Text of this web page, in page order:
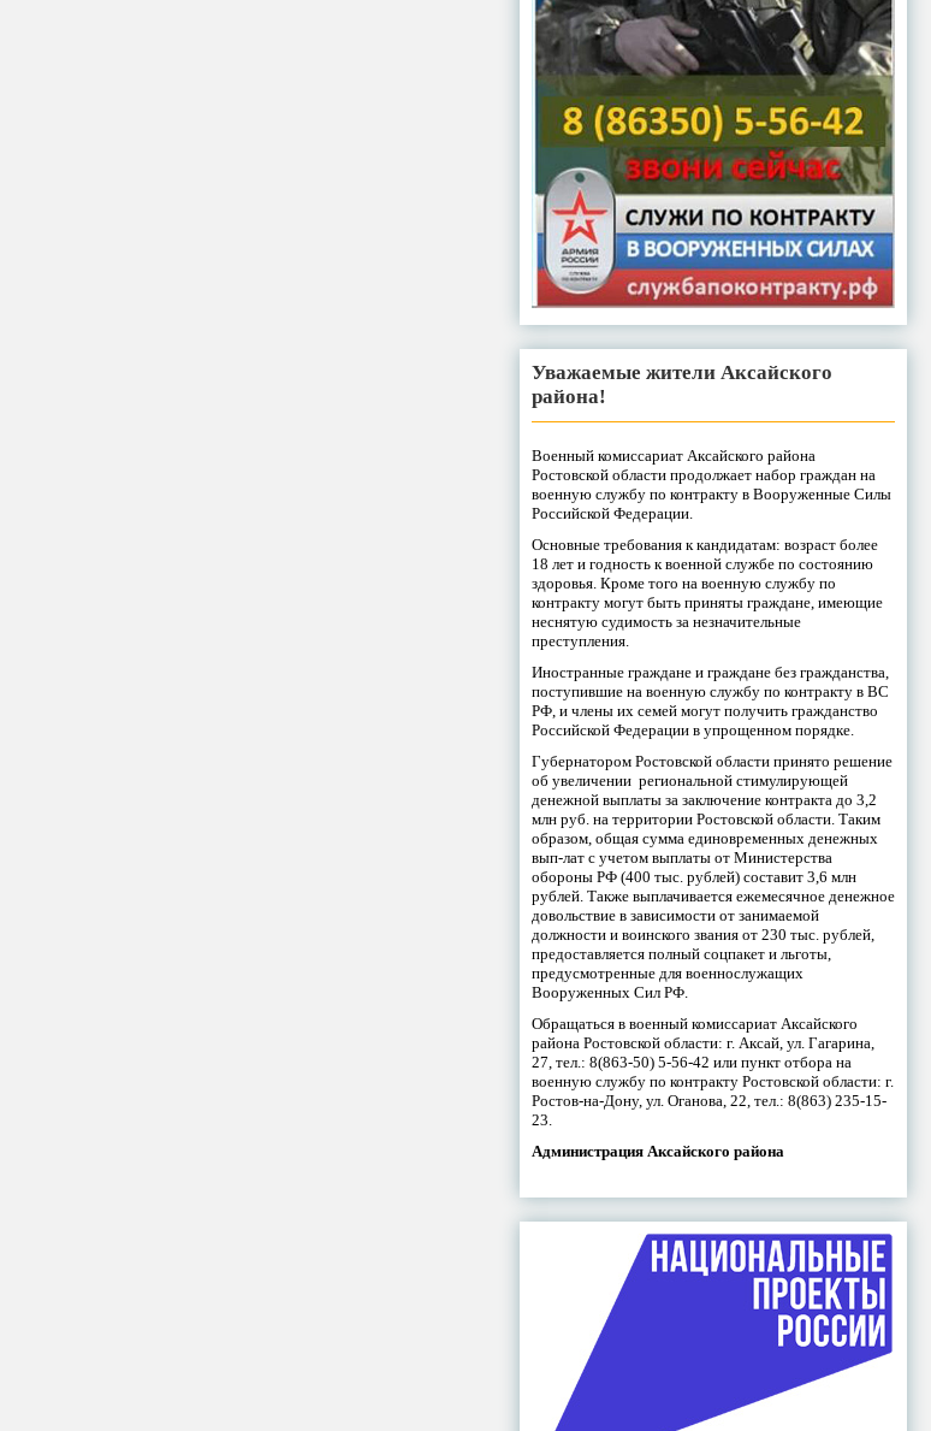
Уважаемые жители Аксайского
района!
Военный комиссариат Аксайского района
Ростовской области продолжает набор граждан на
военную службу по контракту в Вооруженные Силы
Российской Федерации.
Основные требования к кандидатам: возраст более
18 лет и годность к военной службе по состоянию
здоровья. Кроме того на военную службу по
контракту могут быть приняты граждане, имеющие
неснятую судимость за незначительные
преступления.
Иностранные граждане и граждане без гражданства,
поступившие на военную службу по контракту в ВС
РФ, и члены их семей могут получить гражданство
Российской Федерации в упрощенном порядке.
Губернатором Ростовской области принято решение
об увеличении региональной стимулирующей
денежной выплаты за заключение контракта до 3,2
млн руб. на территории Ростовской области. Таким
образом, общая сумма единовременных денежных
вып-лат с учетом выплаты от Министерства
обороны РФ (400 тыс. рублей) составит 3,6 млн
рублей. Также выплачивается ежемесячное денежное
довольствие в зависимости от занимаемой
должности и воинского звания от 230 тыс. рублей,
предоставляется полный соцпакет и льготы,
предусмотренные для военнослужащих
Вооруженных Сил РФ.
Обращаться в военный комиссариат Аксайского
района Ростовской области: г. Аксай, ул. Гагарина,
27, тел.: 8(863-50) 5-56-42 или пункт отбора на
военную службу по контракту Ростовской области: г.
Ростов-на-Дону, ул. Оганова, 22, тел.: 8(863) 235-15-
23.
Администрация Аксайского района